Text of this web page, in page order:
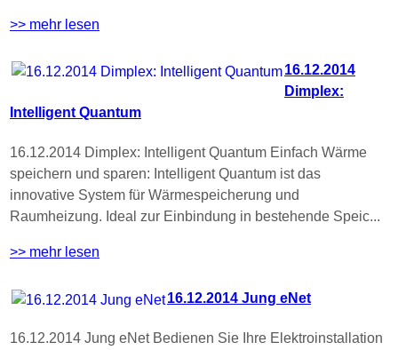
>> mehr lesen
16.12.2014
Dimplex:
Intelligent Quantum
16.12.2014 Dimplex: Intelligent Quantum Einfach Wärme
speichern und sparen: Intelligent Quantum ist das
innovative System für Wärmespeicherung und
Raumheizung. Ideal zur Einbindung in bestehende Speic...
>> mehr lesen
16.12.2014 Jung eNet
16.12.2014 Jung eNet Bedienen Sie Ihre Elektroinstallation